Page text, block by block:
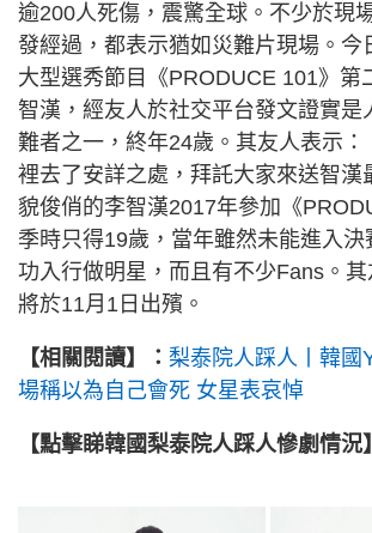
逾200人死傷，震驚全球。不少於現
發經過，都表示猶如災難片現場。今
大型選秀節目《PRODUCE 101》第
智漢，經友人於社交平台發文證實是
難者之一，終年24歲。其友人表示：
裡去了安詳之處，拜託大家來送智漢
貌俊俏的李智漢2017年參加《
季時只得19歲，當年雖然未能進入
功入行做明星，而且有不少Fans。
將於11月1日出殯。
【相關閱讀】： 梨泰院人踩人丨韓國
場稱以為自己會死 女星表哀悼
【點擊睇韓國梨泰院人踩人慘劇情況